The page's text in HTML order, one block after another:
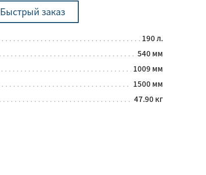
Быстрый заказ
190 л.
540 мм
1009 мм
1500 мм
47.90 кг